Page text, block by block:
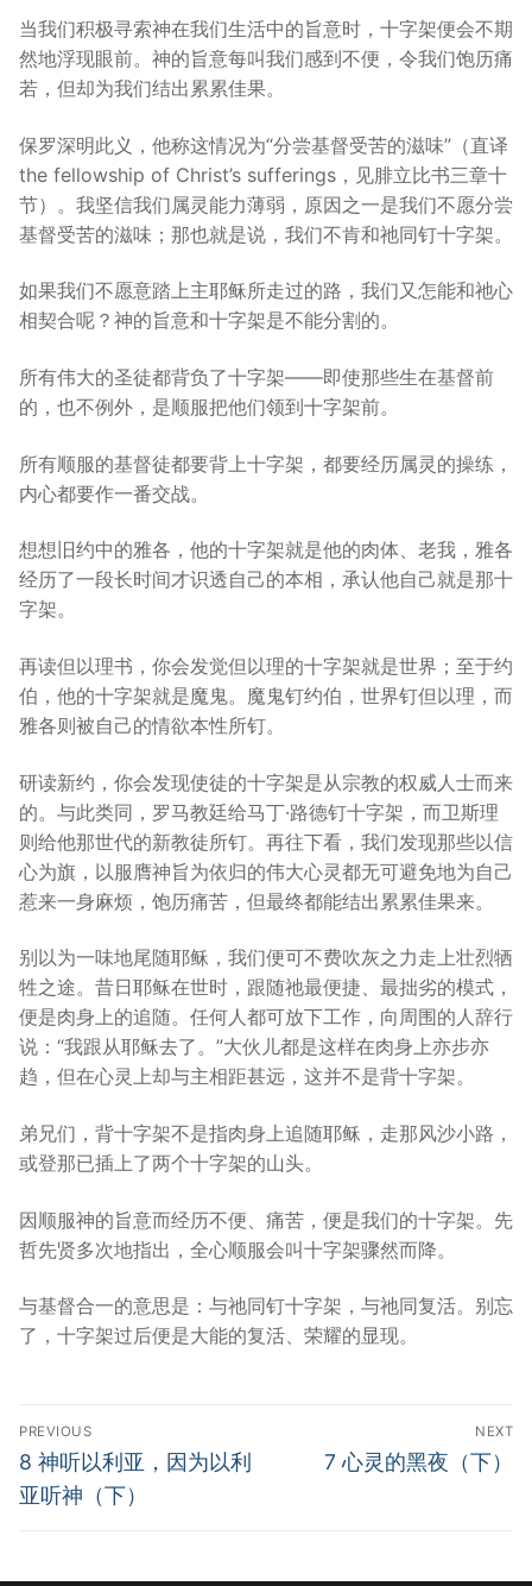
当我们积极寻索神在我们生活中的旨意时，十字架便会不期
然地浮现眼前。神的旨意每叫我们感到不便，令我们饱历痛
若，但却为我们结出累累佳果。
保罗深明此义，他称这情况为“分尝基督受苦的滋味”（直译
the fellowship of Christ’s sufferings，见腓立比书三章十
节）。我坚信我们属灵能力薄弱，原因之一是我们不愿分尝
基督受苦的滋味；那也就是说，我们不肯和祂同钉十字架。
如果我们不愿意踏上主耶稣所走过的路，我们又怎能和祂心
相契合呢？神的旨意和十字架是不能分割的。
所有伟大的圣徒都背负了十字架——即使那些生在基督前
的，也不例外，是顺服把他们领到十字架前。
所有顺服的基督徒都要背上十字架，都要经历属灵的操练，
内心都要作一番交战。
想想旧约中的雅各，他的十字架就是他的肉体、老我，雅各
经历了一段长时间才识透自己的本相，承认他自己就是那十
字架。
再读但以理书，你会发觉但以理的十字架就是世界；至于约
伯，他的十字架就是魔鬼。魔鬼钉约伯，世界钉但以理，而
雅各则被自己的情欲本性所钉。
研读新约，你会发现使徒的十字架是从宗教的权威人士而来
的。与此类同，罗马教廷给马丁·路德钉十字架，而卫斯理
则给他那世代的新教徒所钉。再往下看，我们发现那些以信
心为旗，以服膺神旨为依归的伟大心灵都无可避免地为自己
惹来一身麻烦，饱历痛苦，但最终都能结出累累佳果来。
别以为一味地尾随耶稣，我们便可不费吹灰之力走上壮烈牺
牲之途。昔日耶稣在世时，跟随祂最便捷、最拙劣的模式，
便是肉身上的追随。任何人都可放下工作，向周围的人辞行
说：“我跟从耶稣去了。”大伙儿都是这样在肉身上亦步亦
趋，但在心灵上却与主相距甚远，这并不是背十字架。
弟兄们，背十字架不是指肉身上追随耶稣，走那风沙小路，
或登那已插上了两个十字架的山头。
因顺服神的旨意而经历不便、痛苦，便是我们的十字架。先
哲先贤多次地指出，全心顺服会叫十字架骤然而降。
与基督合一的意思是：与祂同钉十字架，与祂同复活。别忘
了，十字架过后便是大能的复活、荣耀的显现。
Post
navigation
PREVIOUS
Previous
post:
8 神听以利亚，因为以利
亚听神（下）
NEXT
Next
7 心灵的黑夜（下）